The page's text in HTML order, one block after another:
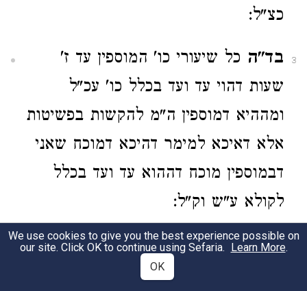
כצ"ל:
3 בד"ה כל שיעורי כו' המוספין עד ז'
שעות דהוי עד ועד בכלל כו' עכ"ל
ומההיא דמוספין ה"מ להקשות בפשיטות
אלא דאיכא למימר דהיכא דמוכח שאני
דבמוספין מוכח דההוא עד ועד בכלל
לקולא ע"ש וק"ל:
56a
We use cookies to give you the best experience possible on
our site. Click OK to continue using Sefaria. Learn More.
OK